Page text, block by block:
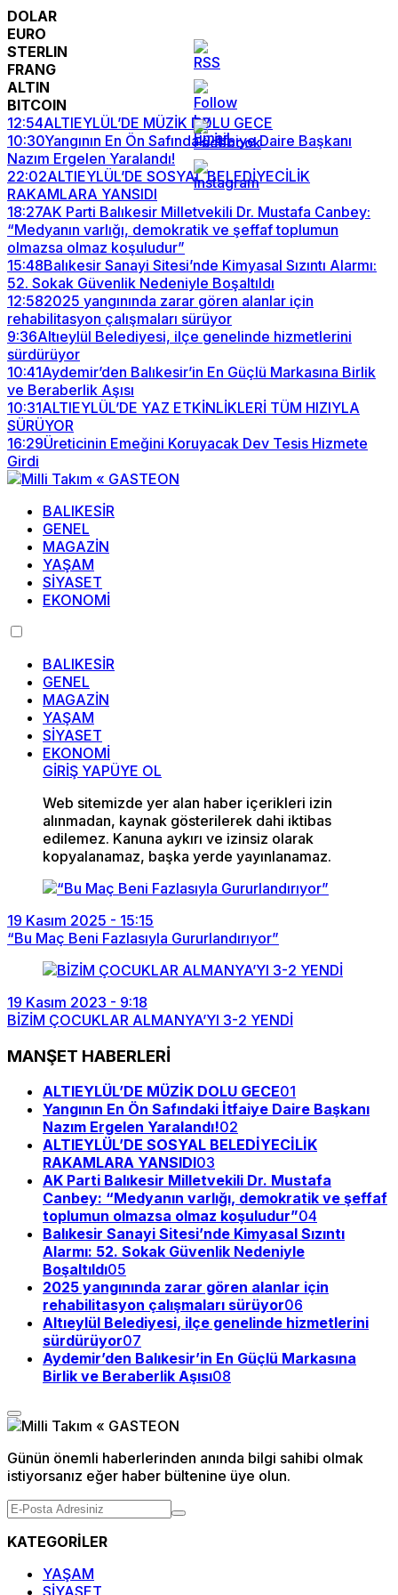
DOLAR
EURO
STERLIN
FRANG
ALTIN
BITCOIN
12:54ALTIEYLÜL’DE MÜZİK DOLU GECE
10:30Yangının En Ön Safındaki İtfaiye Daire Başkanı
Nazım Ergelen Yaralandı!
22:02ALTIEYLÜL’DE SOSYAL BELEDİYECİLİK
RAKAMLARA YANSIDI
18:27AK Parti Balıkesir Milletvekili Dr. Mustafa Canbey:
“Medyanın varlığı, demokratik ve şeffaf toplumun
olmazsa olmaz koşuludur”
15:48Balıkesir Sanayi Sitesi’nde Kimyasal Sızıntı Alarmı:
52. Sokak Güvenlik Nedeniyle Boşaltıldı
12:582025 yangınında zarar gören alanlar için
rehabilitasyon çalışmaları sürüyor
9:36Altıeylül Belediyesi, ilçe genelinde hizmetlerini
sürdürüyor
10:41Aydemir’den Balıkesir’in En Güçlü Markasına Birlik
ve Beraberlik Aşısı
10:31ALTIEYLÜL’DE YAZ ETKİNLİKLERİ TÜM HIZIYLA
SÜRÜYOR
16:29Üreticinin Emeğini Koruyacak Dev Tesis Hizmete
Girdi
BALIKESİR
GENEL
MAGAZİN
YAŞAM
SİYASET
EKONOMİ
BALIKESİR
GENEL
MAGAZİN
YAŞAM
SİYASET
EKONOMİ
GİRİŞ YAPÜYE OL
Web sitemizde yer alan haber içerikleri izin
alınmadan, kaynak gösterilerek dahi iktibas
edilemez. Kanuna aykırı ve izinsiz olarak
kopyalanamaz, başka yerde yayınlanamaz.
19 Kasım 2025 - 15:15
“Bu Maç Beni Fazlasıyla Gururlandırıyor”
19 Kasım 2023 - 9:18
BİZİM ÇOCUKLAR ALMANYA’YI 3-2 YENDİ
MANŞET HABERLERİ
ALTIEYLÜL’DE MÜZİK DOLU GECE01
Yangının En Ön Safındaki İtfaiye Daire Başkanı
Nazım Ergelen Yaralandı!02
ALTIEYLÜL’DE SOSYAL BELEDİYECİLİK
RAKAMLARA YANSIDI03
AK Parti Balıkesir Milletvekili Dr. Mustafa
Canbey: “Medyanın varlığı, demokratik ve şeffaf
toplumun olmazsa olmaz koşuludur”04
Balıkesir Sanayi Sitesi’nde Kimyasal Sızıntı
Alarmı: 52. Sokak Güvenlik Nedeniyle
Boşaltıldı05
2025 yangınında zarar gören alanlar için
rehabilitasyon çalışmaları sürüyor06
Altıeylül Belediyesi, ilçe genelinde hizmetlerini
sürdürüyor07
Aydemir’den Balıkesir’in En Güçlü Markasına
Birlik ve Beraberlik Aşısı08
Günün önemli haberlerinden anında bilgi sahibi olmak
istiyorsanız eğer haber bültenine üye olun.
KATEGORİLER
YAŞAM